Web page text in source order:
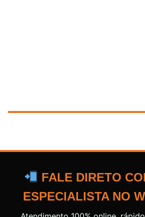
FALE DIRETO
ESPECIALISTA NO